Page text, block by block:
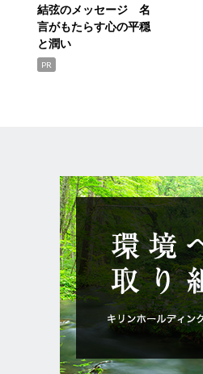
結弦のメッセージ 名
言がもたらす心の平穏
と潤い
PR